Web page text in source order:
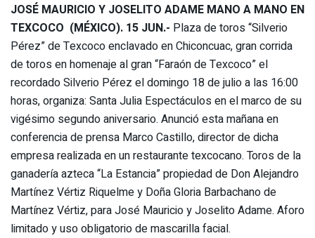
JOSÉ MAURICIO Y JOSELITO ADAME MANO A MANO EN
TEXCOCO (MÉXICO). 15 JUN.- Plaza de toros “Silverio
Pérez” de Texcoco enclavado en Chiconcuac, gran corrida
de toros en homenaje al gran “Faraón de Texcoco” el
recordado Silverio Pérez el domingo 18 de julio a las 16:00
horas, organiza: Santa Julia Espectáculos en el marco de su
vigésimo segundo aniversario. Anunció esta mañana en
conferencia de prensa Marco Castillo, director de dicha
empresa realizada en un restaurante texcocano. Toros de la
ganadería azteca “La Estancia” propiedad de Don Alejandro
Martínez Vértiz Riquelme y Doña Gloria Barbachano de
Martínez Vértiz, para José Mauricio y Joselito Adame. Aforo
limitado y uso obligatorio de mascarilla facial.